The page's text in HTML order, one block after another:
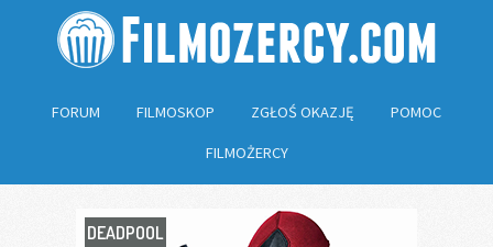
FORUM FILMOSKOP ZGŁOŚ OKAZJĘ POMOC
FILMOŻERCY
DEADPOOL